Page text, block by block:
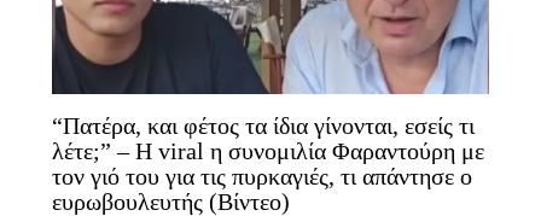
“Πατέρα, και φέτος τα ίδια γίνονται, εσείς τι
λέτε;” – H viral η συνομιλία Φαραντούρη με
τον γιό του για τις πυρκαγιές, τι απάντησε ο
ευρωβουλευτής (Βίντεο)